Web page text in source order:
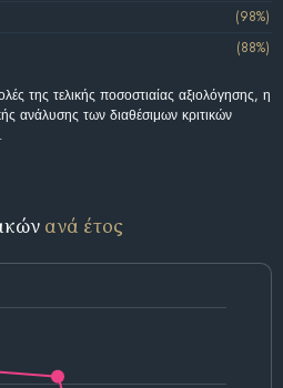
(98%)
(88%)
της τελικής ποσοστιαίας αξιολόγησης, η
ανάλυσης των διαθέσιμων κριτικών
ανά έτος